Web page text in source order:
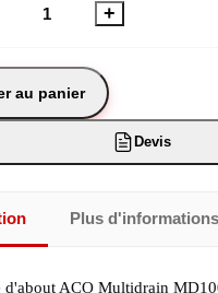
+
au panier
Devis
Plus d'informations
d'about ACO Multidrain